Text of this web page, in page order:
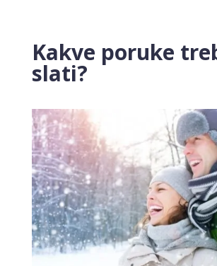
Kakve poruke
slati?